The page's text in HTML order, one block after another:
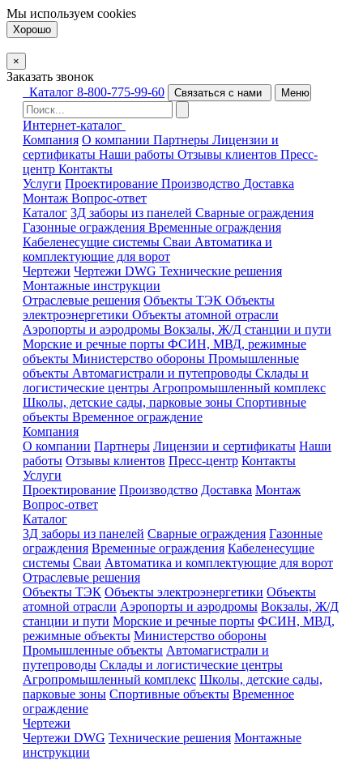
Мы используем cookies
Хорошо
×
Заказать звонок
Каталог 8-800-775-99-60 Связаться с нами Меню
Интернет-каталог
Компания О компании Партнеры Лицензии и
сертификаты Наши работы Отзывы клиентов Пресс-
центр Контакты
Услуги Проектирование Производство Доставка
Монтаж Вопрос-ответ
Каталог 3Д заборы из панелей Сварные ограждения
Газонные ограждения Временные ограждения
Кабеленесущие системы Cваи Автоматика и
комплектующие для ворот
Чертежи Чертежи DWG Технические решения
Монтажные инструкции
Отраслевые решения Объекты ТЭК Объекты
электроэнергетики Объекты атомной отрасли
Аэропорты и аэродромы Вокзалы, Ж/Д станции и пути
Морские и речные порты ФСИН, МВД, режимные
объекты Министерство обороны Промышленные
объекты Автомагистрали и путепроводы Склады и
логистические центры Агропромышленный комплекс
Школы, детские сады, парковые зоны Спортивные
объекты Временное ограждение
Компания
О компании Партнеры Лицензии и сертификаты Наши
работы Отзывы клиентов Пресс-центр Контакты
Услуги
Проектирование Производство Доставка Монтаж
Вопрос-ответ
Каталог
3Д заборы из панелей Сварные ограждения Газонные
ограждения Временные ограждения Кабеленесущие
системы Cваи Автоматика и комплектующие для ворот
Отраслевые решения
Объекты ТЭК Объекты электроэнергетики Объекты
атомной отрасли Аэропорты и аэродромы Вокзалы, Ж/Д
станции и пути Морские и речные порты ФСИН, МВД,
режимные объекты Министерство обороны
Промышленные объекты Автомагистрали и
путепроводы Склады и логистические центры
Агропромышленный комплекс Школы, детские сады,
парковые зоны Спортивные объекты Временное
ограждение
Чертежи
Чертежи DWG Технические решения Монтажные
инструкции